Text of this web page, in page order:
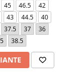
45 46.5
42
43 44.5
40
37.5 37
36
38.5